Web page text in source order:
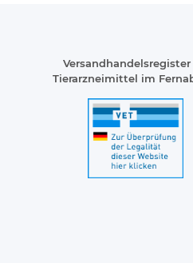
Tierarzneimittel im